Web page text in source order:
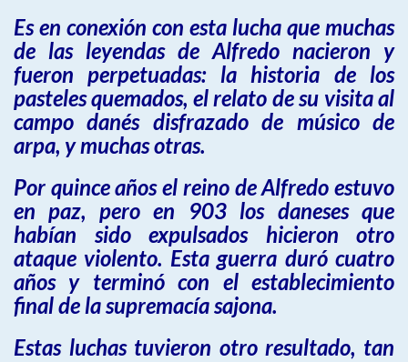
Es en conexión con esta lucha que muchas
de las leyendas de Alfredo nacieron y
fueron perpetuadas: la historia de los
pasteles quemados, el relato de su visita al
campo danés disfrazado de músico de
arpa, y muchas otras.
Por quince años el reino de Alfredo estuvo
en paz, pero en 903 los daneses que
habían sido expulsados hicieron otro
ataque violento. Esta guerra duró cuatro
años y terminó con el establecimiento
final de la supremacía sajona.
Estas luchas tuvieron otro resultado, tan